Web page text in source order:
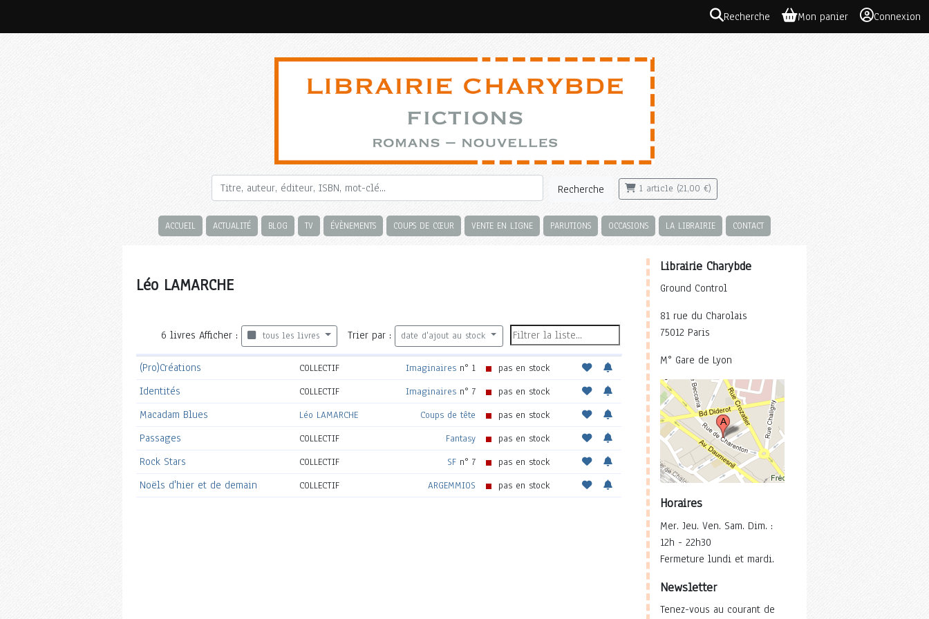
Recherche Mon panier Connexion
Recherche 1 article (21,00 €)
ACCUEIL ACTUALITÉ BLOG TV ÉVÈNEMENTS COUPS DE CŒUR VENTE EN LIGNE PARUTIONS OCCASIONS LA LIBRAIRIE CONTACT
Léo LAMARCHE
6 livres Afficher : tous les livres Trier par : date d'ajout au stock
(Pro)Créations COLLECTIF Imaginaires n° 1 pas en stock
Identités COLLECTIF Imaginaires n° 7 pas en stock
Macadam Blues Léo LAMARCHE Coups de tête pas en stock
Passages COLLECTIF Fantasy pas en stock
Rock Stars COLLECTIF SF n° 7 pas en stock
Noëls d'hier et de demain COLLECTIF ARGEMMIOS pas en stock
Librairie Charybde
Ground Control
81 rue du Charolais
75012 Paris
M° Gare de Lyon
Horaires
Mer. Jeu. Ven. Sam. Dim. :
12h - 22h30
Fermeture lundi et mardi.
Newsletter
Tenez-vous au courant de